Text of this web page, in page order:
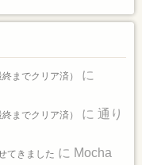
までクリア済）
に
までクリア済） に 通り
てきました に Mocha